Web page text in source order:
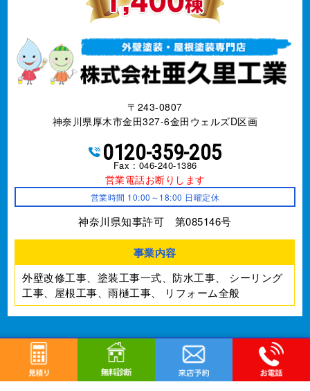
〒243-0807
神奈川県厚木市金田327-6金田ウェルズD区画
0120-359-205
Fax : 046-240-1386
営業電話お断りします
営業時間 10:00～18:00 日曜定休
神奈川県知事許可 第085146号
事業内容
外壁改修工事、塗装工事⼀式、防水工事、
シーリング
工事、屋根工事、雨樋工事、
リフォーム全般
©厚木市の外壁塗装、屋根塗装は株式会社亜久里工業へAll Rights Reserved.